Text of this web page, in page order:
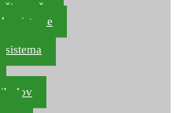
mreže
sisteme